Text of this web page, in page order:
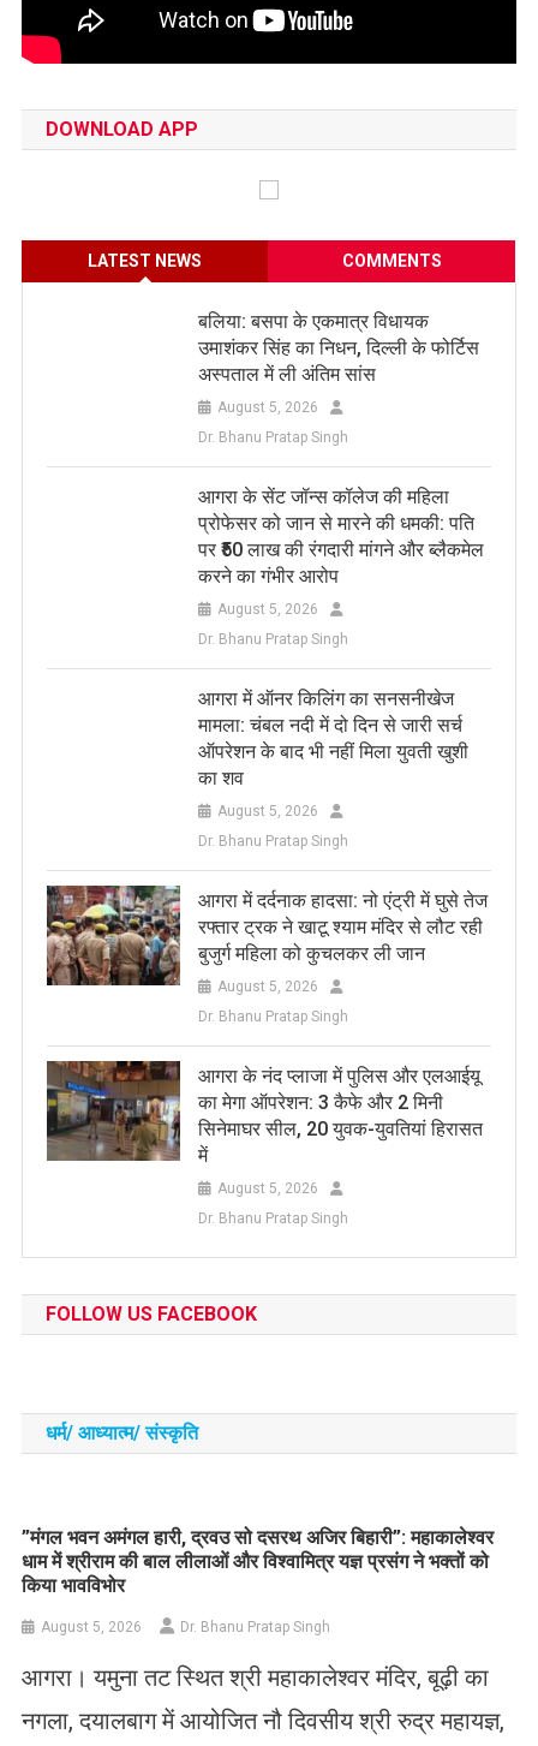
DOWNLOAD APP
LATEST NEWS COMMENTS
बलिया: बसपा के एकमात्र विधायक
उमाशंकर सिंह का निधन, दिल्ली के फोर्टिस
अस्पताल में ली अंतिम सांस
August 5, 2026
Dr. Bhanu Pratap Singh
आगरा के सेंट जॉन्स कॉलेज की महिला
प्रोफेसर को जान से मारने की धमकी: पति
पर ₹50 लाख की रंगदारी मांगने और ब्लैकमेल
करने का गंभीर आरोप
August 5, 2026
Dr. Bhanu Pratap Singh
आगरा में ऑनर किलिंग का सनसनीखेज
मामला: चंबल नदी में दो दिन से जारी सर्च
ऑपरेशन के बाद भी नहीं मिला युवती खुशी
का शव
August 5, 2026
Dr. Bhanu Pratap Singh
आगरा में दर्दनाक हादसा: नो एंट्री में घुसे तेज
रफ्तार ट्रक ने खाटू श्याम मंदिर से लौट रही
बुजुर्ग महिला को कुचलकर ली जान
August 5, 2026
Dr. Bhanu Pratap Singh
आगरा के नंद प्लाजा में पुलिस और एलआईयू
का मेगा ऑपरेशन: 3 कैफे और 2 मिनी
सिनेमाघर सील, 20 युवक-युवतियां हिरासत
में
August 5, 2026
Dr. Bhanu Pratap Singh
FOLLOW US FACEBOOK
धर्म/ आध्‍यात्‍म/ संस्‍कृति
​”मंगल भवन अमंगल हारी, द्रवउ सो दसरथ अजिर बिहारी”: महाकालेश्वर
धाम में श्रीराम की बाल लीलाओं और विश्वामित्र यज्ञ प्रसंग ने भक्तों को
किया भावविभोर
August 5, 2026 Dr. Bhanu Pratap Singh
आगरा। यमुना तट स्थित श्री महाकालेश्वर मंदिर, बूढ़ी का
नगला, दयालबाग में आयोजित नौ दिवसीय श्री रुद्र महायज्ञ,